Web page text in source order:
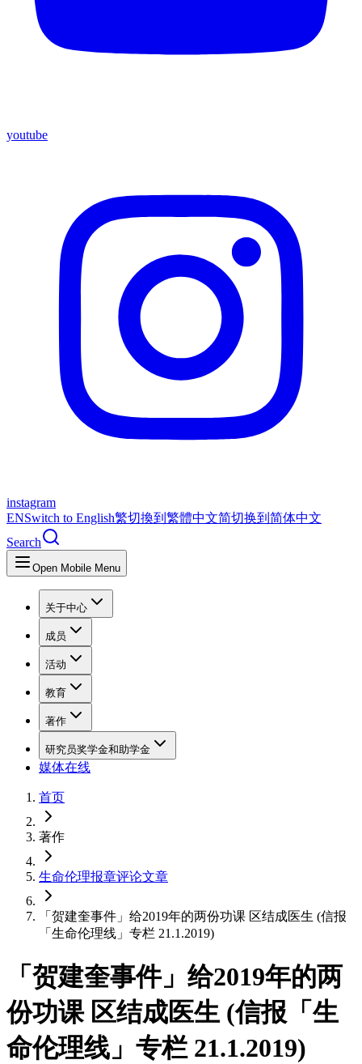
youtube
instagram
ENSwitch to English繁切換到繁體中文简切换到简体中文
Search
Open Mobile Menu
关于中心
成员
活动
教育
著作
研究员奖学金和助学金
媒体在线
首页
著作
生命伦理报章评论文章
「贺建奎事件」给2019年的两份功课 区结成医生 (信报
「生命伦理线」专栏 21.1.2019)
「贺建奎事件」给2019年的两
份功课 区结成医生 (信报「生
命伦理线」专栏 21.1.2019)